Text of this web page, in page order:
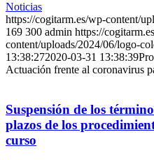
Noticias
https://cogitarm.es/wp-content/
169 300 admin https://
content/uploads/2024/06/logo-
13:38:272020-03-31 13:38:39
Actuación frente al coronavirus
Suspensión de los
plazos de los
curso